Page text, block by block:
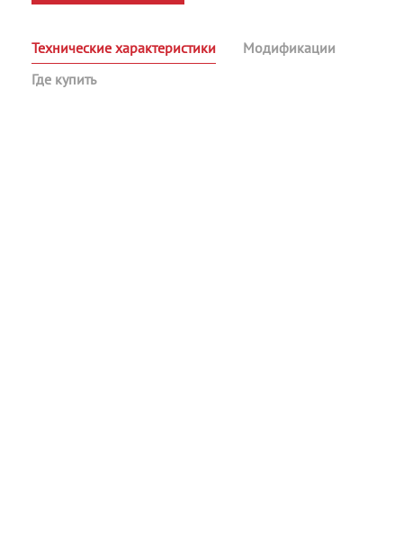
Технические характеристики
Модификации
Где купить